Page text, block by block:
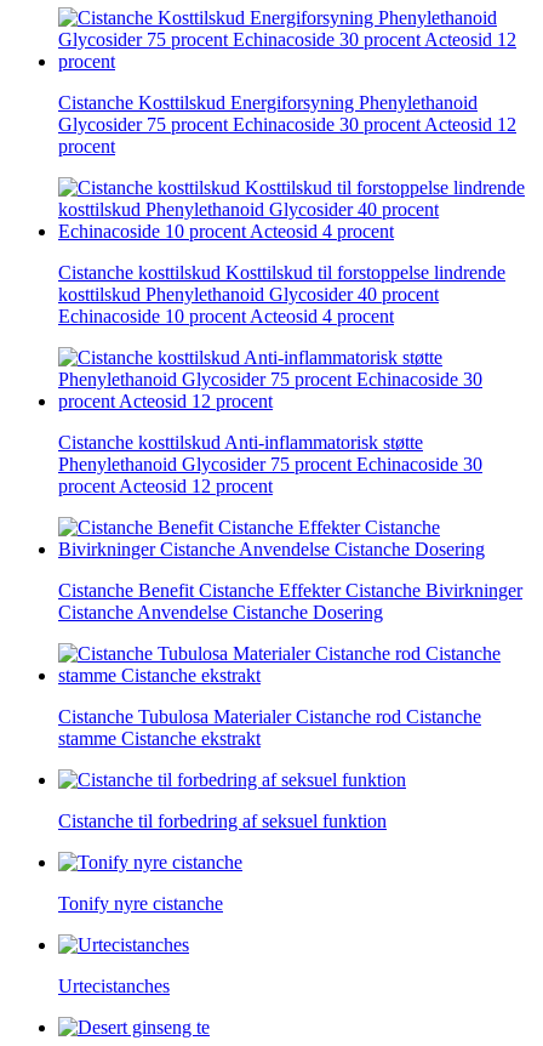
Cistanche Kosttilskud Energiforsyning Phenylethanoid
Glycosider 75 procent Echinacoside 30 procent Acteosid 12
procent
Cistanche kosttilskud Kosttilskud til forstoppelse lindrende
kosttilskud Phenylethanoid Glycosider 40 procent
Echinacoside 10 procent Acteosid 4 procent
Cistanche kosttilskud Anti-inflammatorisk støtte
Phenylethanoid Glycosider 75 procent Echinacoside 30
procent Acteosid 12 procent
Cistanche Benefit Cistanche Effekter Cistanche Bivirkninger
Cistanche Anvendelse Cistanche Dosering
Cistanche Tubulosa Materialer Cistanche rod Cistanche
stamme Cistanche ekstrakt
Cistanche til forbedring af seksuel funktion
Tonify nyre cistanche
Urtecistanches